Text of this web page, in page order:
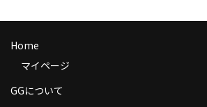
Contact
Home
マイページ
GGについて